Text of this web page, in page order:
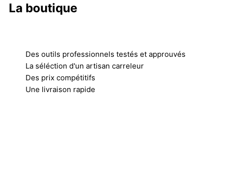
La boutique
Des outils professionnels testés et approuvés
La séléction d'un artisan carreleur
Des prix compétitifs
Une livraison rapide